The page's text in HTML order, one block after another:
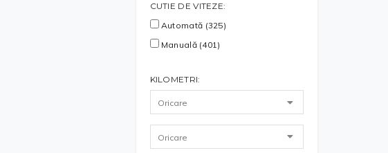
CUTIE DE VITEZE:
Automată (325)
Manuală (401)
KILOMETRI: